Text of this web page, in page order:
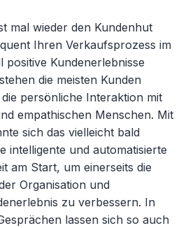
mal wieder den Kundenhut
Ihren Verkaufsprozess im
Kundenerlebnisse
die meisten Kunden
persönliche Interaktion mit
empathischen Menschen. Mit
sich das vielleicht bald
intelligente und automatisierte
am Start, um einerseits die
Organisation und
zu verbessern. In
lassen sich so auch